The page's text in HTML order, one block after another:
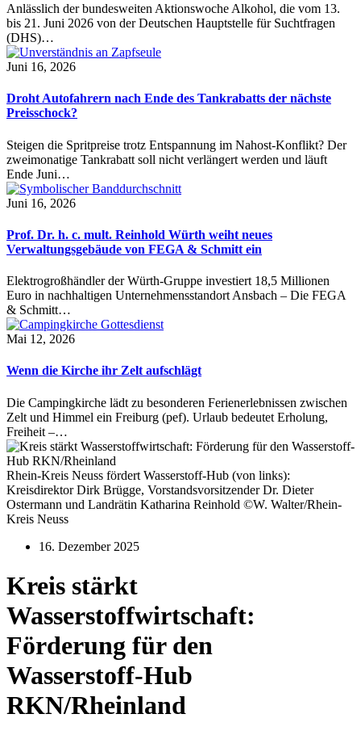
Anlässlich der bundesweiten Aktionswoche Alkohol, die vom 13.
bis 21. Juni 2026 von der Deutschen Hauptstelle für Suchtfragen
(DHS)…
Juni 16, 2026
Droht Autofahrern nach Ende des Tankrabatts der nächste
Preisschock?
Steigen die Spritpreise trotz Entspannung im Nahost-Konflikt? Der
zweimonatige Tankrabatt soll nicht verlängert werden und läuft
Ende Juni…
Juni 16, 2026
Prof. Dr. h. c. mult. Reinhold Würth weiht neues
Verwaltungsgebäude von FEGA & Schmitt ein
Elektrogroßhändler der Würth-Gruppe investiert 18,5 Millionen
Euro in nachhaltigen Unternehmensstandort Ansbach – Die FEGA
& Schmitt…
Mai 12, 2026
Wenn die Kirche ihr Zelt aufschlägt
Die Campingkirche lädt zu besonderen Ferienerlebnissen zwischen
Zelt und Himmel ein Freiburg (pef). Urlaub bedeutet Erholung,
Freiheit –…
Rhein-Kreis Neuss fördert Wasserstoff-Hub (von links):
Kreisdirektor Dirk Brügge, Vorstandsvorsitzender Dr. Dieter
Ostermann und Landrätin Katharina Reinhold ©W. Walter/Rhein-
Kreis Neuss
16. Dezember 2025
Kreis stärkt
Wasserstoffwirtschaft:
Förderung für den
Wasserstoff-Hub
RKN/Rheinland